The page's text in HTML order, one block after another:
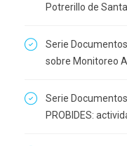
Potrerillo de
Serie
sobre Monitoreo
Serie
PROBIDES: